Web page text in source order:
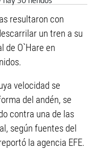
resultaron con
un tren a su
de O`Hare en
velocidad se
del andén, se
contra una de las
según fuentes del
la agencia EFE.